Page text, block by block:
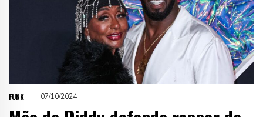
FUNK 07/10/2024